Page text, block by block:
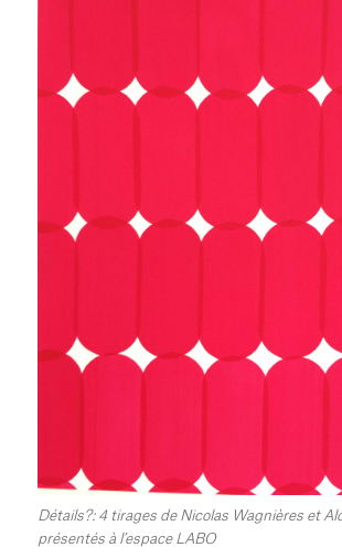
Détails?: 4 tirages de Nicolas Wagnières et
présentés à l’espace LABO